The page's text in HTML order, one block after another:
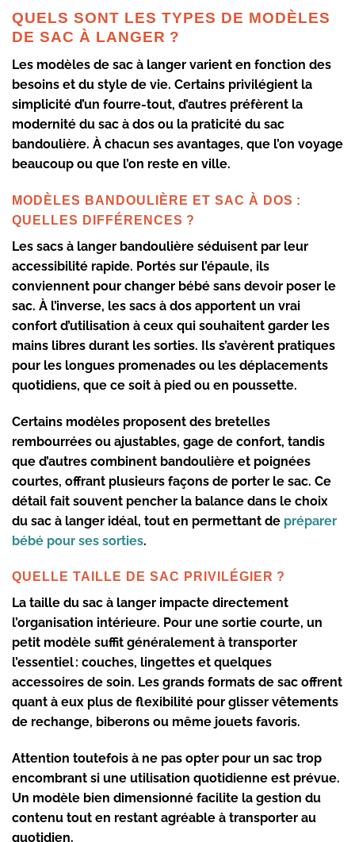
QUELS SONT LES TYPES DE MODÈLES
DE SAC À LANGER ?
Les modèles de sac à langer varient en fonction des
besoins et du style de vie. Certains privilégient la
simplicité d’un fourre-tout, d’autres préfèrent la
modernité du sac à dos ou la praticité du sac
bandoulière. À chacun ses avantages, que l’on voyage
beaucoup ou que l’on reste en ville.
MODÈLES BANDOULIÈRE ET SAC À DOS :
QUELLES DIFFÉRENCES ?
Les sacs à langer bandoulière séduisent par leur
accessibilité rapide. Portés sur l’épaule, ils
conviennent pour changer bébé sans devoir poser le
sac. À l’inverse, les sacs à dos apportent un vrai
confort d’utilisation à ceux qui souhaitent garder les
mains libres durant les sorties. Ils s’avèrent pratiques
pour les longues promenades ou les déplacements
quotidiens, que ce soit à pied ou en poussette.
Certains modèles proposent des bretelles
rembourrées ou ajustables, gage de confort, tandis
que d’autres combinent bandoulière et poignées
courtes, offrant plusieurs façons de porter le sac. Ce
détail fait souvent pencher la balance dans le choix
du sac à langer idéal, tout en permettant de préparer
bébé pour ses sorties.
QUELLE TAILLE DE SAC PRIVILÉGIER ?
La taille du sac à langer impacte directement
l’organisation intérieure. Pour une sortie courte, un
petit modèle suffit généralement à transporter
l’essentiel : couches, lingettes et quelques
accessoires de soin. Les grands formats de sac offrent
quant à eux plus de flexibilité pour glisser vêtements
de rechange, biberons ou même jouets favoris.
Attention toutefois à ne pas opter pour un sac trop
encombrant si une utilisation quotidienne est prévue.
Un modèle bien dimensionné facilite la gestion du
contenu tout en restant agréable à transporter au
quotidien.